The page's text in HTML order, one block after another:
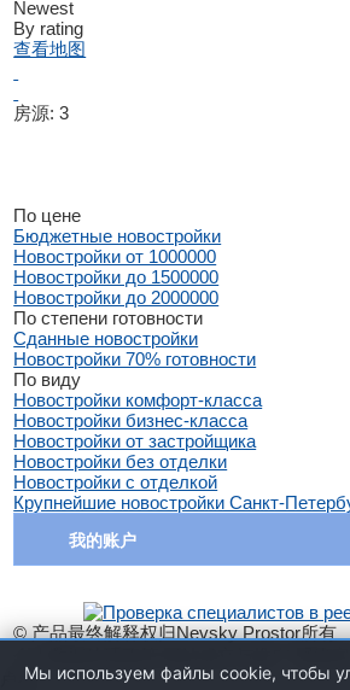
Newest
By rating
查看地图
房源: 3
По цене
Бюджетные новостройки
Новостройки от 1000000
Новостройки до 1500000
Новостройки до 2000000
По степени готовности
Сданные новостройки
Новостройки 70% готовности
По виду
Новостройки комфорт-класса
Новостройки бизнес-класса
Новостройки от застройщика
Новостройки без отделки
Новостройки с отделкой
Крупнейшие новостройки Санкт-
我的账户
© 产品最终解释权归Nevsky Prostor所有
卢布Мы используем файлы cookie, чтобы